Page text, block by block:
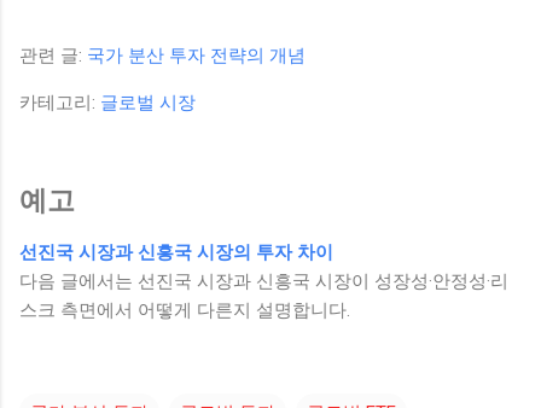
관련 글: 국가 분산 투자 전략의 개념
카테고리: 글로벌 시장
예고
선진국 시장과 신흥국 시장의 투자 차이
다음 글에서는 선진국 시장과 신흥국 시장이 성장성·안정성·리
스크 측면에서 어떻게 다른지 설명합니다.